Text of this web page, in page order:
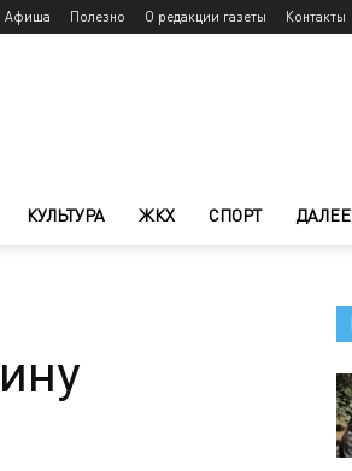
Афиша Полезно О редакции газеты Контакты
КУЛЬТУРА ЖКХ СПОРТ ДАЛЕЕ